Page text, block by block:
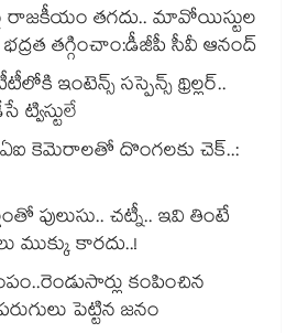
రాజకీయం తగదు.. మావోయిస్టుల
భద్రత తగ్గించాం:డీజీపీ సీవీ ఆనంద్
ఇంటెన్స్ సస్పెన్స్ థ్రిల్లర్..
ట్విస్టులే
కెమెరాలతో దొంగలకు చెక్..:
పులుసు.. చట్నీ.. ఇవి తింటే
ముక్కు కారదు..!
కంపించిన
పెట్టిన జనం